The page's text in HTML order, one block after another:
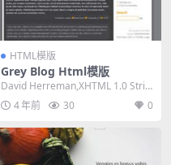
HTML模版
Grey Blog Html模版
David Herreman,XHTML 1.0 Stric
t,Fixed Wi...
4 年前 30 0